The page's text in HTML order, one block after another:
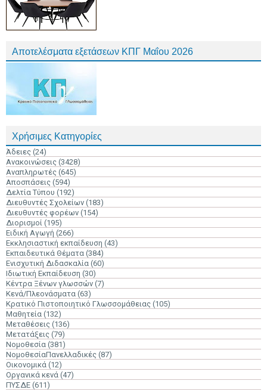
Αποτελέσματα εξετάσεων ΚΠΓ Μαΐου 2026
Χρήσιμες Κατηγορίες
Άδειες (24)
Ανακοινώσεις (3428)
Αναπληρωτές (645)
Αποσπάσεις (594)
Δελτία Τύπου (192)
Διευθυντές Σχολείων (183)
Διευθυντές φορέων (154)
Διορισμοί (195)
Ειδική Αγωγή (266)
Εκκλησιαστική εκπαίδευση (43)
Εκπαιδευτικά Θέματα (384)
Ενισχυτική Διδασκαλία (60)
Ιδιωτική Εκπαίδευση (30)
Κέντρα Ξένων γλωσσών (7)
Κενά/Πλεονάσματα (63)
Κρατικό Πιστοποιητικό Γλωσσομάθειας (105)
Μαθητεία (132)
Μεταθέσεις (136)
Μετατάξεις (79)
Νομοθεσία (381)
ΝομοθεσίαΠανελλαδικές (87)
Οικονομικά (12)
Οργανικά κενά (47)
ΠΥΣΔΕ (611)